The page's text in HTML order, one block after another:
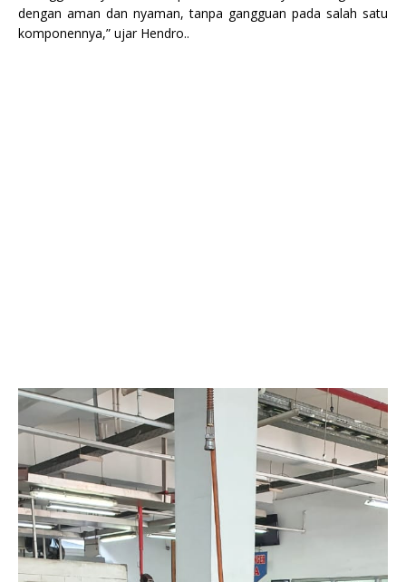
dengan aman dan nyaman, tanpa gangguan pada salah satu
komponennya,” ujar Hendro..